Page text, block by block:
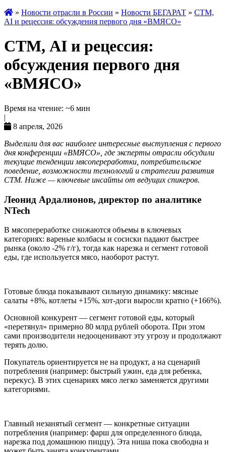
» Новости отрасли в России » Новости БЕГАРАТ » СТМ,
AI и рецессия: обсуждения первого дня «ВМЯСО»
СТМ, AI и рецессия:
обсуждения первого дня
«ВМЯСО»
Время на чтение: ~6 мин
|
8 апреля, 2026
Выделили для вас наиболее интересные выступления с первого
дня конференции «ВМЯСО», где эксперты отрасли обсудили
текущие тенденции мясопереработки, потребительское
поведение, возможности технологий и стратегии развития
СТМ. Ниже — ключевые инсайты от ведущих спикеров.
Леонид Ардалионов, директор по аналитике
NTech
В мясопереработке снижаются объемы в ключевых
категориях: вареные колбасы и сосиски падают быстрее
рынка (около -2% г/г), тогда как нарезка и сегмент готовой
еды, где используется мясо, наоборот растут.
Готовые блюда показывают сильную динамику: мясные
салаты +8%, котлеты +15%, хот-доги выросли кратно (+166%).
Основной конкурент — сегмент готовой еды, который
«перетянул» примерно 80 млрд рублей оборота. При этом
сами производители недооценивают эту угрозу и продолжают
терять долю.
Покупатель ориентируется не на продукт, а на сценарий
потребления (например: быстрый ужин, еда для ребенка,
перекус). В этих сценариях мясо легко заменяется другими
категориями.
Главный незанятый сегмент — конкретные ситуации
потребления (например: фарш для определенного блюда,
нарезка под домашнюю пиццу). Эта ниша пока свободна и